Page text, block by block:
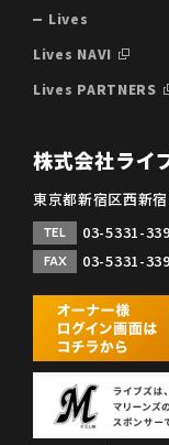
Lives
Lives NAVI
Lives PARTNERS
株式会社ライ
東京都新宿区西新
TEL 03-5331-
FAX 03-5331-